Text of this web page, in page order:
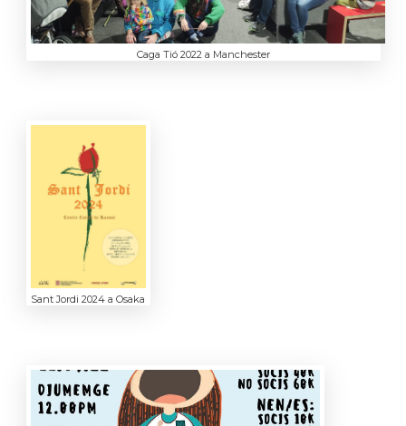
Caga Tió 2022 a Manchester
Sant Jordi 2024 a Osaka